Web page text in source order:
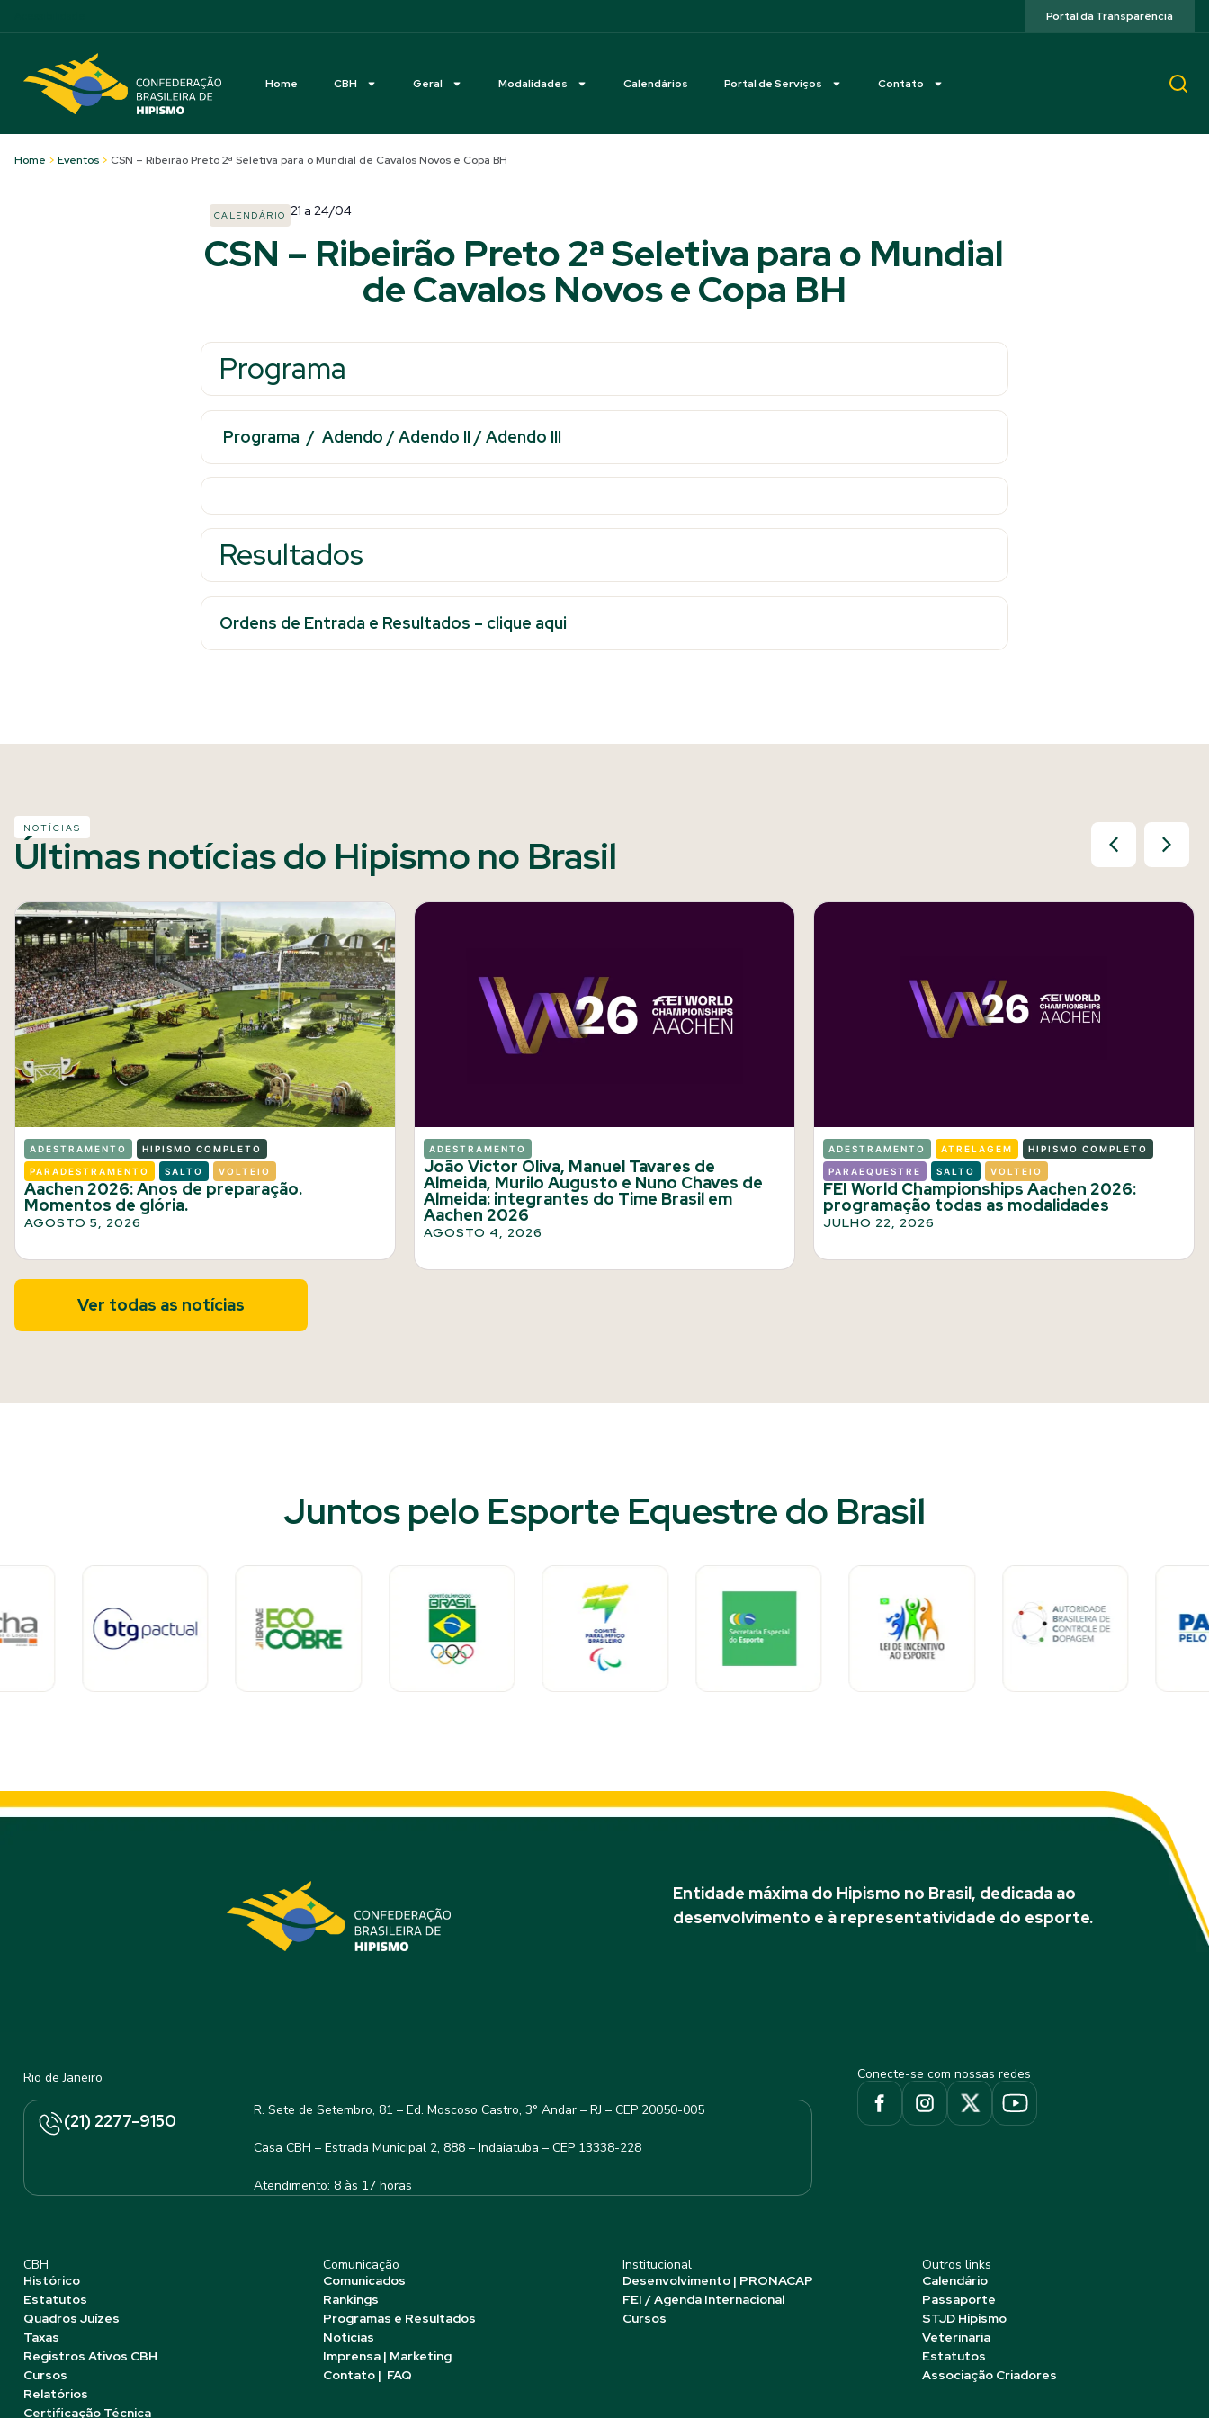
Portal da Transparência
Home CBH Geral Modalidades Calendários Portal de Serviços Contato
Home > Eventos > CSN – Ribeirão Preto 2ª Seletiva para o Mundial de Cavalos Novos e Copa BH
CALENDÁRIO 21 a 24/04
CSN – Ribeirão Preto 2ª Seletiva para o Mundial
de Cavalos Novos e Copa BH
Programa
Programa / Adendo /Adendo II /Adendo III
Resultados
Ordens de Entrada e Resultados – clique aqui
NOTÍCIAS
Últimas notícias do Hipismo no Brasil
ADESTRAMENTO HIPISMO COMPLETO
PARADESTRAMENTO SALTO VOLTEIO
Aachen 2026: Anos de preparação.
Momentos de glória.
AGOSTO 5, 2026
ADESTRAMENTO
João Victor Oliva, Manuel Tavares de
Almeida, Murilo Augusto e Nuno Chaves de
Almeida: integrantes do Time Brasil em
Aachen 2026
AGOSTO 4, 2026
ADESTRAMENTO ATRELAGEM HIPISMO COMPLETO
PARAEQUESTRE SALTO VOLTEIO
FEI World Championships Aachen 2026:
programação todas as modalidades
JULHO 22, 2026
Ver todas as notícias
Juntos pelo Esporte Equestre do Brasil​
Entidade máxima do Hipismo no Brasil, dedicada ao
desenvolvimento e à representatividade do esporte.
Rio de Janeiro
(21) 2277-9150
R. Sete de Setembro, 81 – Ed. Moscoso Castro, 3° Andar – RJ – CEP 20050-005
Casa CBH – Estrada Municipal 2, 888 – Indaiatuba – CEP 13338-228
Atendimento: 8 às 17 horas
Conecte-se com nossas redes
CBH
Histórico
Estatutos
Quadros Juízes
Taxas
Registros Ativos CBH
Cursos
Relatórios
Certificação Técnica
Comunicação
Comunicados
Rankings
Programas e Resultados
Notícias
Imprensa | Marketing
Contato | FAQ
Institucional
Desenvolvimento | PRONACAP
FEI / Agenda Internacional
Cursos
Outros links
Calendário
Passaporte
STJD Hipismo
Veterinária
Estatutos
Associação Criadores